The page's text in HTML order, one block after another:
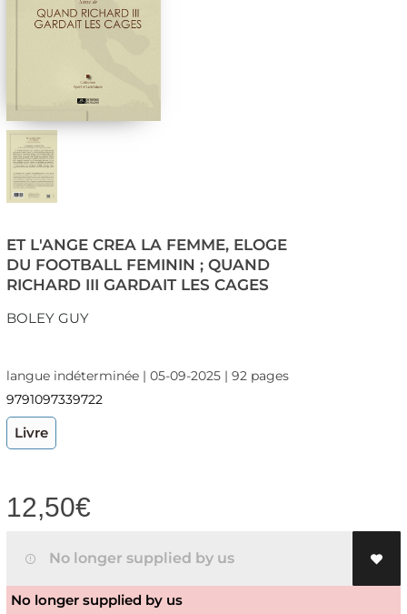
ET L'ANGE CREA LA FEMME, ELOGE
DU FOOTBALL FEMININ ; QUAND
RICHARD III GARDAIT LES CAGES
BOLEY GUY
langue indéterminée | 05-09-2025 | 92 pages
9791097339722
Livre
12,50€
No longer supplied by us
No longer supplied by us